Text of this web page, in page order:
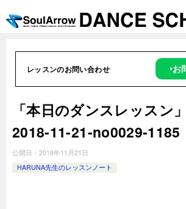
レッスンのお問い合わせ ‣お
「本日のダンスレッスン
2018-11-21-no0029-1185
公開日： 2018年11月21日
HARUNA先生のレッスンノート